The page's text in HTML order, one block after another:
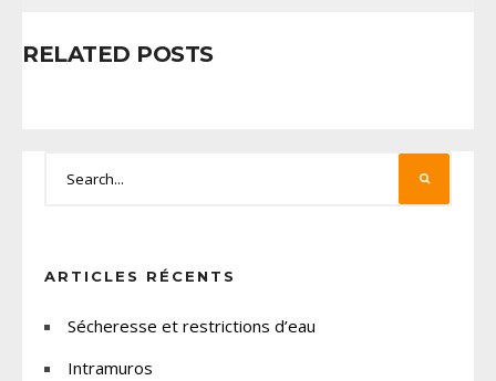
RELATED POSTS
ARTICLES RÉCENTS
Sécheresse et restrictions d’eau
Intramuros